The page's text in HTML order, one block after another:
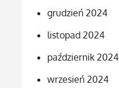
grudzień 2024
listopad 2024
październik 2024
wrzesień 2024